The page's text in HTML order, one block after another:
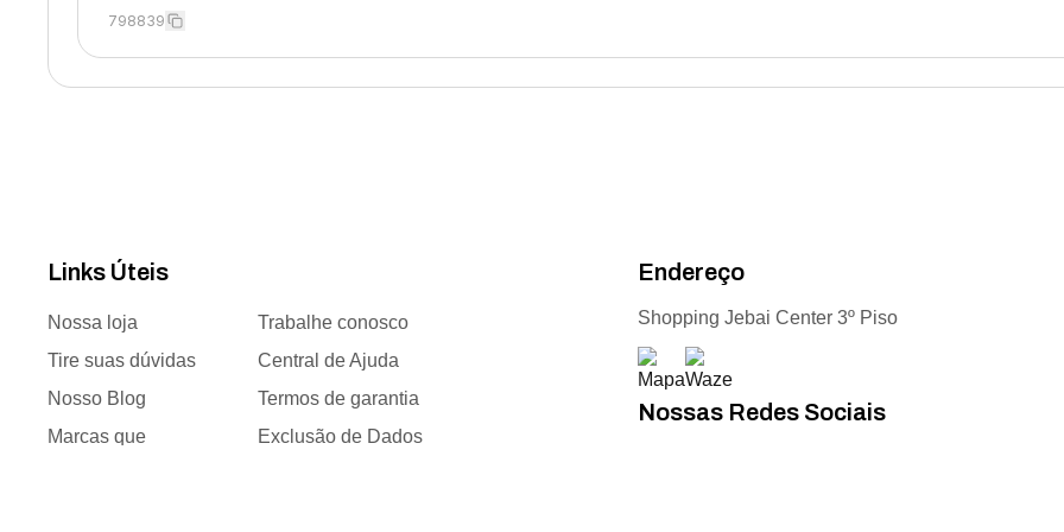
798839
Links Úteis
Nossa loja
Trabalhe conosco
Tire suas dúvidas
Central de Ajuda
Nosso Blog
Termos de garantia
Marcas que
Exclusão de Dados
Endereço
Shopping Jebai Center 3º Piso
Nossas Redes Sociais